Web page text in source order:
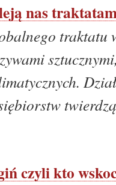
nas
traktatu
czyli kto